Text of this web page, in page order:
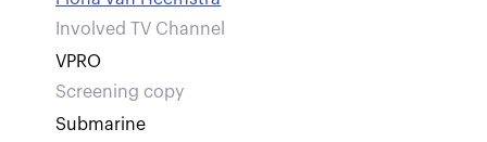
Involved TV Channel
VPRO
Screening copy
Submarine